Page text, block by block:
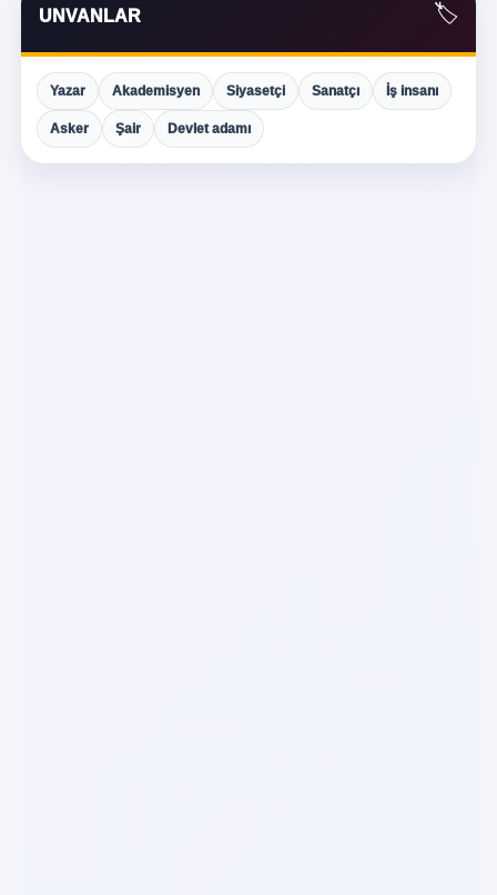
UNVANLAR 🏷️
Yazar Akademisyen Siyasetçi Sanatçı İş insanı
Asker Şair Devlet adamı